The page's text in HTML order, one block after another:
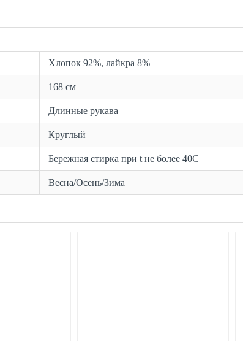
Хлопок 92%, лайкра 8%
168 см
Длинные рукава
Круглый
Бережная стирка при t не более 40С
Весна/Осень/Зима